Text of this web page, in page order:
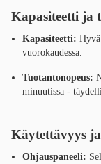
Kapasiteetti ja
Kapasiteetti:
vuorokaudessa.
Tuotantonopeus:
minuutissa -
Käytettävyys
Ohjauspaneeli: